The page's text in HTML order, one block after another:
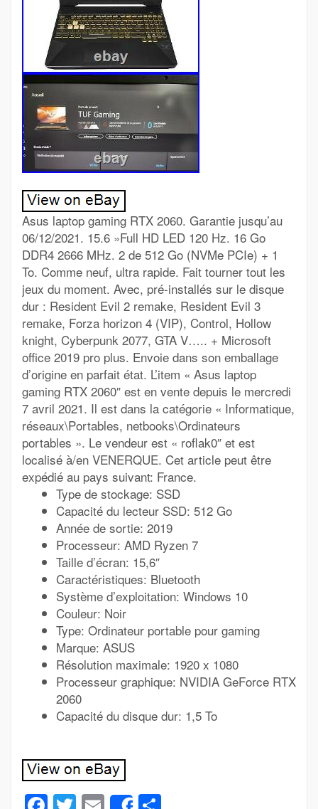
Asus laptop gaming RTX 2060. Garantie jusqu’au
06/12/2021. 15.6 »Full HD LED 120 Hz. 16 Go
DDR4 2666 MHz. 2 de 512 Go (NVMe PCIe) + 1
To. Comme neuf, ultra rapide. Fait tourner tout les
jeux du moment. Avec, pré-installés sur le disque
dur : Resident Evil 2 remake, Resident Evil 3
remake, Forza horizon 4 (VIP), Control, Hollow
knight, Cyberpunk 2077, GTA V….. + Microsoft
office 2019 pro plus. Envoie dans son emballage
d’origine en parfait état. L’item « Asus laptop
gaming RTX 2060″ est en vente depuis le mercredi
7 avril 2021. Il est dans la catégorie « Informatique,
réseaux\Portables, netbooks\Ordinateurs
portables ». Le vendeur est « roflak0″ et est
localisé à/en VENERQUE. Cet article peut être
expédié au pays suivant: France.
Type de stockage: SSD
Capacité du lecteur SSD: 512 Go
Année de sortie: 2019
Processeur: AMD Ryzen 7
Taille d’écran: 15,6″
Caractéristiques: Bluetooth
Système d’exploitation: Windows 10
Couleur: Noir
Type: Ordinateur portable pour gaming
Marque: ASUS
Résolution maximale: 1920 x 1080
Processeur graphique: NVIDIA GeForce RTX
2060
Capacité du disque dur: 1,5 To